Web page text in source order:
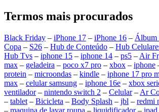
Termos mais procurados
Black Friday – iPhone 17 – iPhone 16 – Álbum
Copa – S26 – Hub de Conteúdo – Hub
Hub Tvs – iphone 15 – iphone 14 – ps5 – Air
max – geladeira – poco x7 pro – xbox – iphone
protein – microondas – kindle – iphone 17 pro
max – celular samsung – iphone 16e – xbox
ventilador– nintendo switch 2 – Celular– Ar
– tablet – Bicicleta – Body Splash – jbl – redmi
– maquina de lavar roupa – liquidificador– ipad